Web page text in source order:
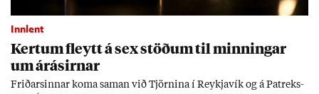
Innlent
Kert­um fleytt á sex stöð­um til minn­ing­ar
um árás­irn­ar
Frið­arsinn­ar koma sam­an við Tjörn­ina í Reykja­vík og á Pat­reks­